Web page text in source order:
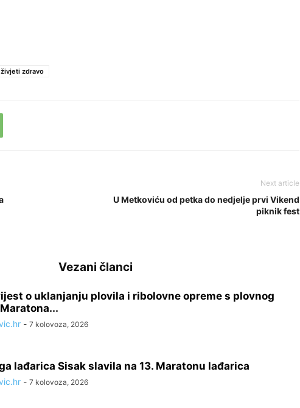
živjeti zdravo
Next article
U Metkoviću od petka do nedjelje prvi Vikend
piknik fest
Vezani članci
o uklanjanju plovila i ribolovne opreme s plovnog
- 7 kolovoza, 2026
lađarica Sisak slavila na 13. Maratonu lađarica
- 7 kolovoza, 2026